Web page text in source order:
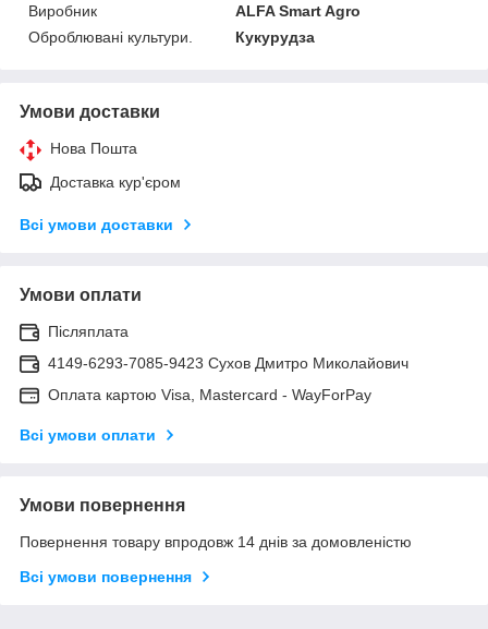
Виробник
ALFA Smart Agro
Оброблювані культури.
Кукурудза
Умови доставки
Нова Пошта
Доставка кур'єром
Всі умови доставки
Умови оплати
Післяплата
4149-6293-7085-9423 Сухов Дмитро Миколайович
Оплата картою Visa, Mastercard - WayForPay
Всі умови оплати
Умови повернення
Повернення товару впродовж 14 днів за домовленістю
Всі умови повернення